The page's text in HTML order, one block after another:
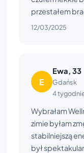
przestałem
12/03/2025
E
Ewa, 33
Gdańsk
4
Wybrałam
zimie byłam
stabilniejszą
był